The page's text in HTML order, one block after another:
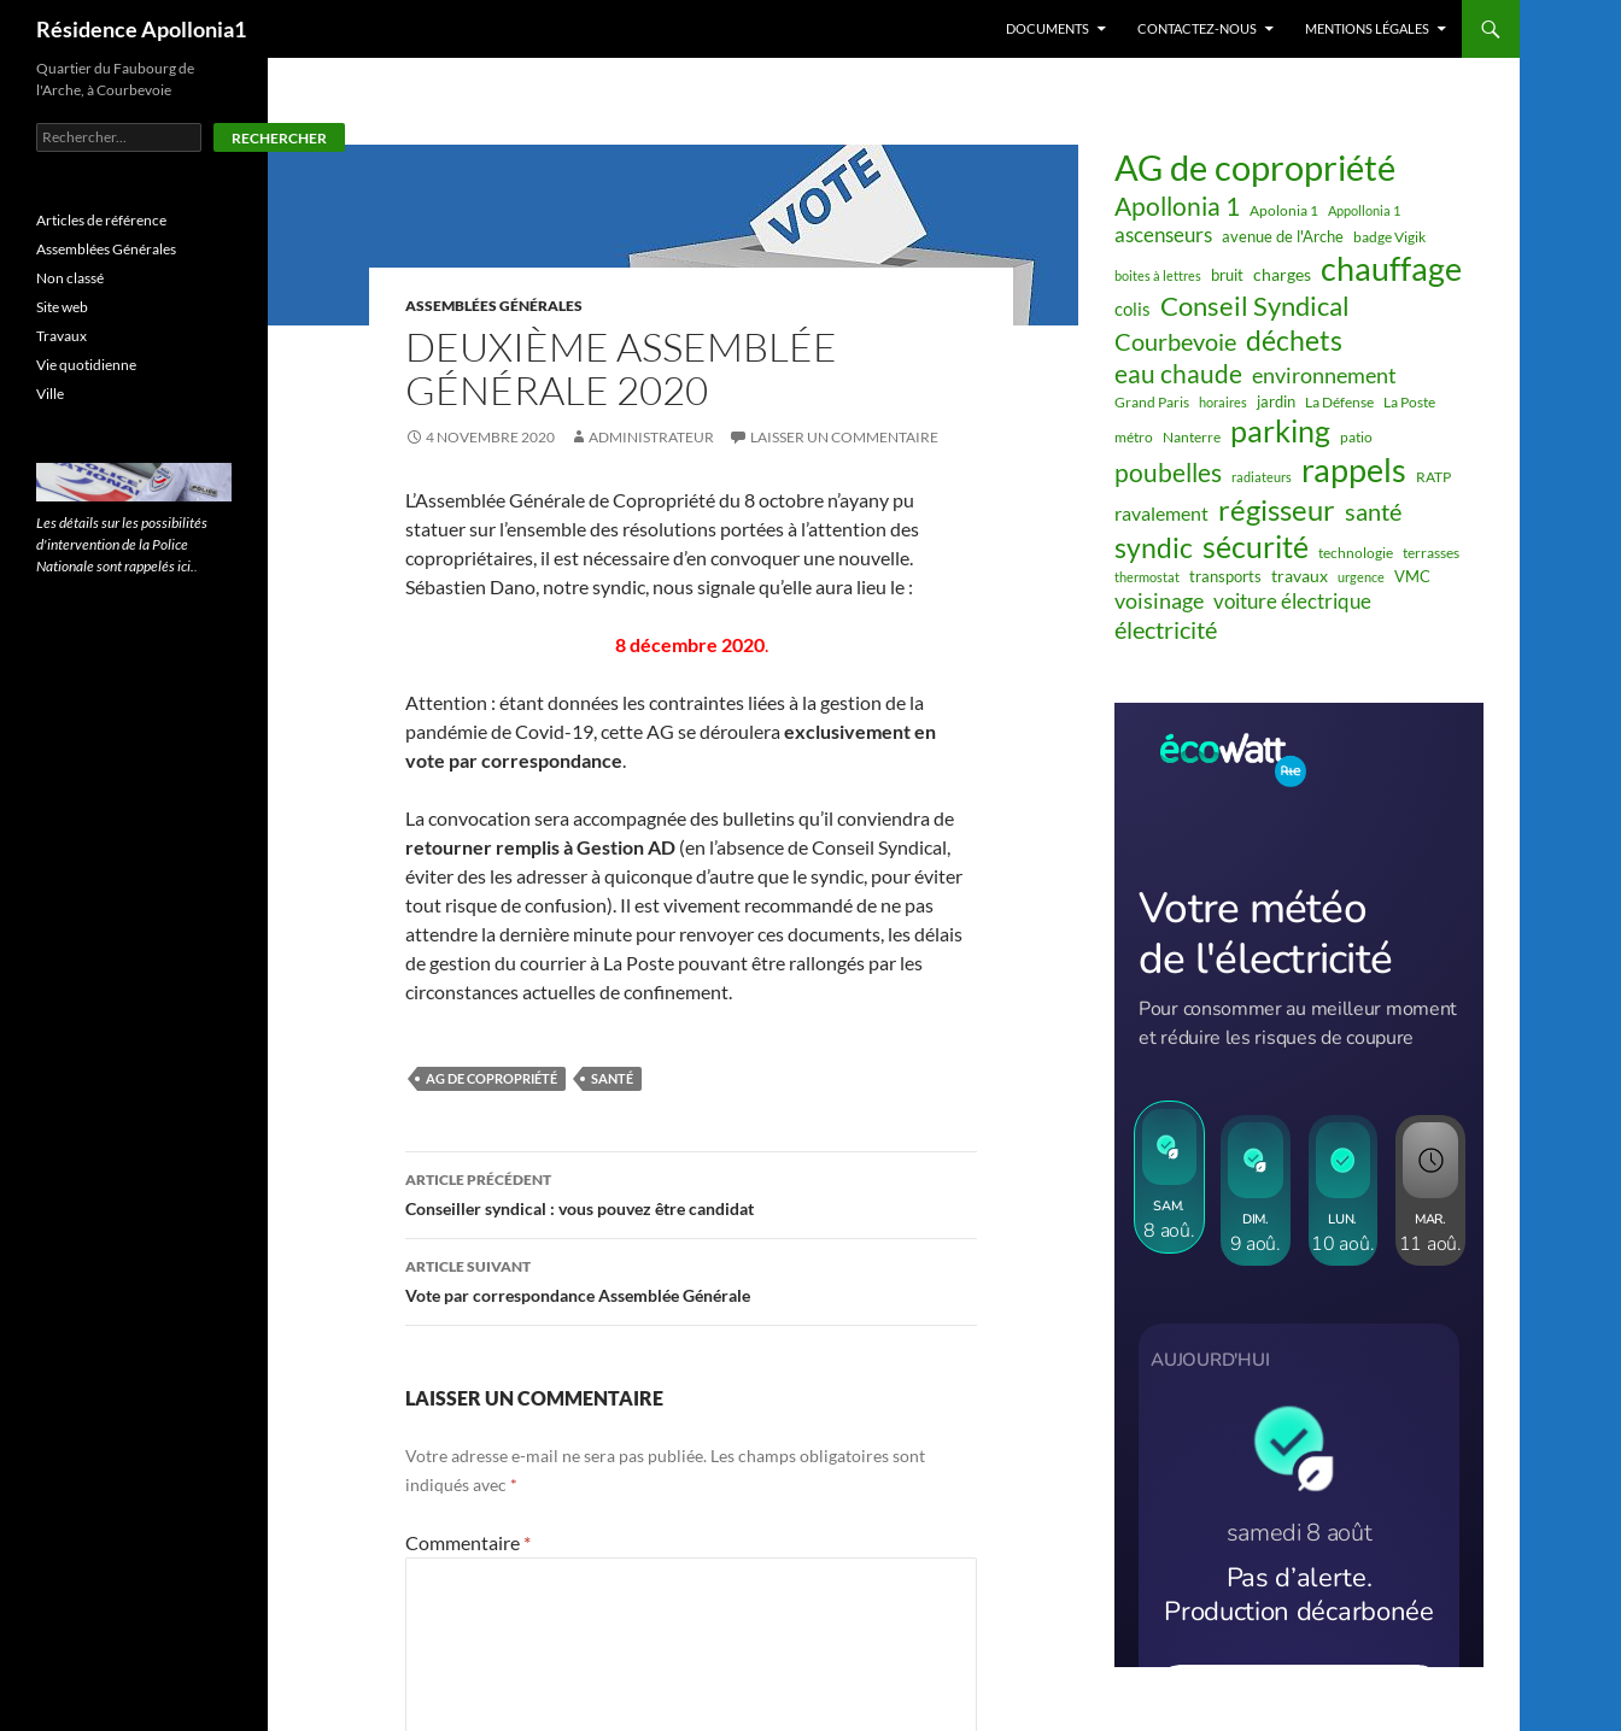
Aller
contenu
Résidence Apollonia1 DOCUMENTS CONTACTEZ-NOUS MENTIONS LÉGALES
ASSEMBLÉES GÉNÉRALES
DEUXIÈME ASSEMBLÉE
GÉNÉRALE 2020
4 NOVEMBRE 2020 ADMINISTRATEUR LAISSER UN COMMENTAIRE
L’Assemblée Générale de Copropriété du 8 octobre n’ayany pu
statuer sur l’ensemble des résolutions portées à l’attention des
copropriétaires, il est nécessaire d’en convoquer une nouvelle.
Sébastien Dano, notre syndic, nous signale qu’elle aura lieu le :
8 décembre 2020.
Attention : étant données les contraintes liées à la gestion de la
pandémie de Covid-19, cette AG se dérouleraexclusivement en
vote par correspondance.
La convocation sera accompagnée des bulletins qu’il conviendra de
retourner remplis à Gestion AD (en l’absence de Conseil Syndical,
éviter des les adresser à quiconque d’autre que le syndic, pour éviter
tout risque de confusion). Il est vivement recommandé de ne pas
attendre la dernière minute pour renvoyer ces documents, les délais
de gestion du courrier à La Poste pouvant être rallongés par les
circonstances actuelles de confinement.
AG DE COPROPRIÉTÉ SANTÉ
Navigation
des
articles
ARTICLE PRÉCÉDENT
Conseiller syndical : vous pouvez être candidat
ARTICLE SUIVANT
Vote par correspondance Assemblée Générale
LAISSER UN COMMENTAIRE
Votre adresse e-mail ne sera pas publiée. Les champs obligatoires sont
indiqués avec *
Commentaire *
AG de copropriété
Apollonia 1 Apolonia 1 Appollonia 1
ascenseurs avenue de l'Arche badge Vigik
boites à lettres bruit charges chauffage
colis Conseil Syndical
Courbevoie déchets
eau chaude environnement
Grand Paris horaires jardin La Défense La Poste
métro Nanterre parking patio
poubelles radiateurs rappels RATP
ravalement régisseur santé
syndic sécurité technologie terrasses
thermostat transports travaux urgence VMC
voisinage voiture électrique
électricité
Quartier du Faubourg de
l'Arche, à Courbevoie
Rechercher RECHERCHER
Articles de référence
Assemblées Générales
Non classé
Site web
Travaux
Vie quotidienne
Ville
Les détails sur les possibilités
d'intervention de la Police
Nationale sont rappelés ici..